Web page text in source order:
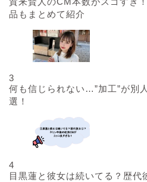
品もまとめて紹介
3
何も信じられない…”加工”が別
選！
4
目黒蓮と彼女は続いてる？歴代